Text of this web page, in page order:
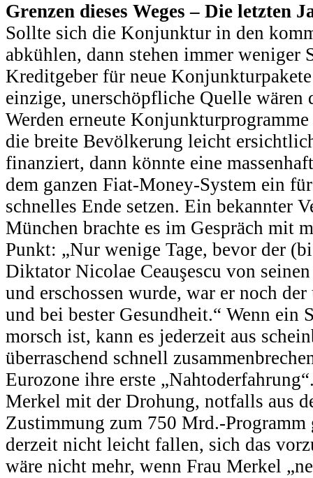
Grenzen dieses Weges – Die letzten
Sollte sich die Konjunktur in den
abkühlen, dann stehen immer weniger
Kreditgeber für neue
einzige, unerschöpfliche Quelle wären
Werden erneute
die breite Bevölkerung leicht
finanziert, dann könnte eine
dem ganzen Fiat-Money-System ein
schnelles Ende setzen. Ein bekannter
München brachte es im Gespräch mit
Punkt: „Nur wenige Tage, bevor der
Diktator Nicolae Ceauşescu von
und erschossen wurde, war er noch
und bei bester Gesundheit.“ Wenn ein
morsch ist, kann es jederzeit aus
überraschend schnell
Eurozone ihre erste
Merkel mit der Drohung, notfalls aus
Zustimmung zum 750 Mrd.-Programm
derzeit nicht leicht fallen, sich das
wäre nicht mehr, wenn Frau Merkel